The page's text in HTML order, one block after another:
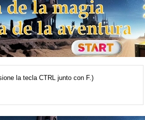
la tecla CTRL junto con F.)